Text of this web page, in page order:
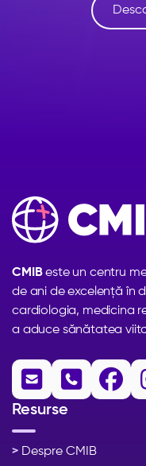
CMIBeste un centru
de ani de excelență în
cardiologia, medicina
a aduce sănătatea
  
Resurse
> Despre CMIB